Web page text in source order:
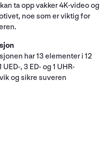
ta opp vakker 4K-video og
noe som er viktig for
har 13 elementer i 12
, 3 ED- og 1 UHR-
og sikre suveren